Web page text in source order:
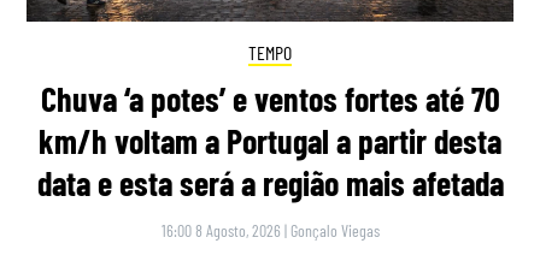
TEMPO
Chuva ‘a potes’ e ventos fortes até 70
km/h voltam a Portugal a partir desta
data e esta será a região mais afetada
16:00 8 Agosto, 2026 | Gonçalo Viegas